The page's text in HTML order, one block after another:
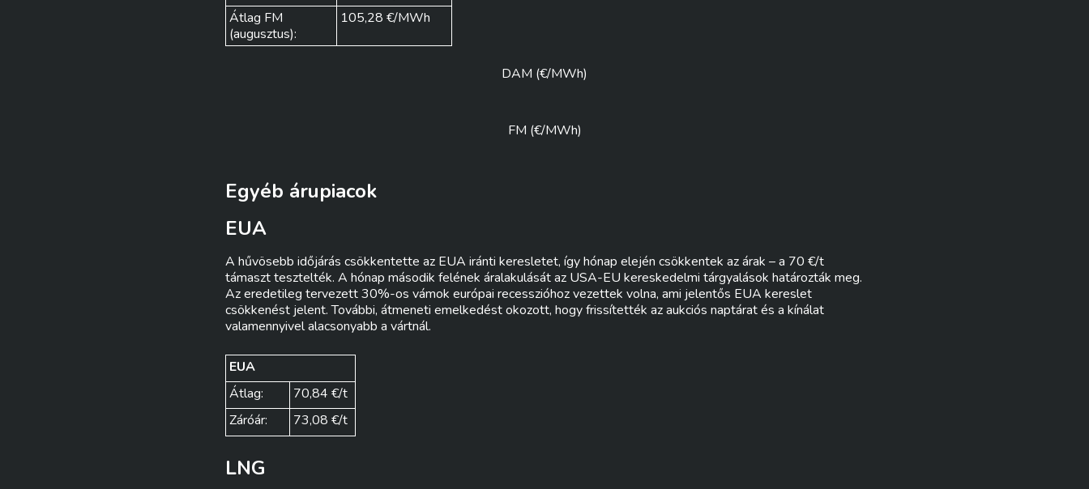
Átlag FM
(augusztus):
105,28 €/MWh
DAM (€/MWh)
FM (€/MWh)
Egyéb árupiacok
EUA
A hűvösebb időjárás csökkentette az EUA iránti keresletet, így hónap elején csökkentek az árak – a 70 €/t
támaszt tesztelték. A hónap második felének áralakulását az USA-EU kereskedelmi tárgyalások határozták meg.
Az eredetileg tervezett 30%-os vámok európai recesszióhoz vezettek volna, ami jelentős EUA kereslet
csökkenést jelent. További, átmeneti emelkedést okozott, hogy frissítették az aukciós naptárat és a kínálat
valamennyivel alacsonyabb a vártnál.
EUA
Átlag:
70,84 €/t
Záróár:
73,08 €/t
LNG